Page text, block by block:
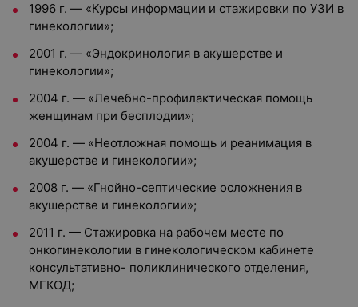
1996 г. — «Курсы информации и стажировки по УЗИ в
гинекологии»;
2001 г. — «Эндокринология в акушерстве и
гинекологии»;
2004 г. — «Лечебно-профилактическая помощь
женщинам при бесплодии»;
2004 г. — «Неотложная помощь и реанимация в
акушерстве и гинекологии»;
2008 г. — «Гнойно-септические осложнения в
акушерстве и гинекологии»;
2011 г. — Стажировка на рабочем месте по
онкогинекологии в гинекологическом кабинете
консультативно- поликлинического отделения,
МГКОД;